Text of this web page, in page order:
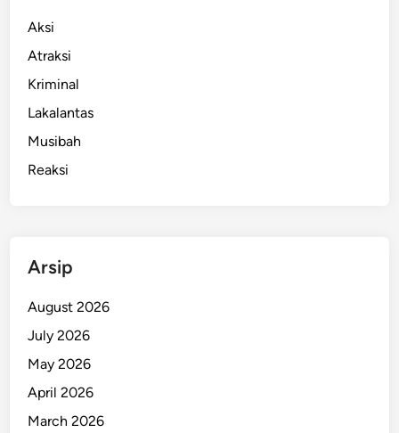
Aksi
Atraksi
Kriminal
Lakalantas
Musibah
Reaksi
Arsip
August 2026
July 2026
May 2026
April 2026
March 2026